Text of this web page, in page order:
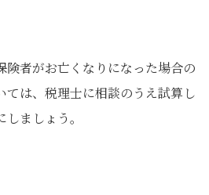
険者がお亡くなりになった場合の
ては、税理士に相談のうえ試算し
ましょう。